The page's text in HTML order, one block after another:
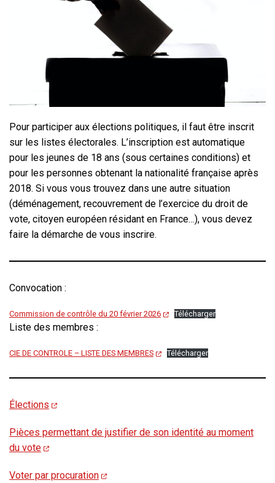
Pour participer aux élections politiques, il faut être inscrit
sur les listes électorales. L’inscription est automatique
pour les jeunes de 18 ans (sous certaines conditions) et
pour les personnes obtenant la nationalité française après
2018. Si vous vous trouvez dans une autre situation
(déménagement, recouvrement de l’exercice du droit de
vote, citoyen européen résidant en France…), vous devez
faire la démarche de vous inscrire.
Convocation :
Commission de contrôle du 20 février 2026 Télécharger
Liste des membres :
CIE DE CONTROLE – LISTE DES MEMBRES Télécharger
Élections
Pièces permettant de justifier de son identité au moment
du vote
Voter par procuration